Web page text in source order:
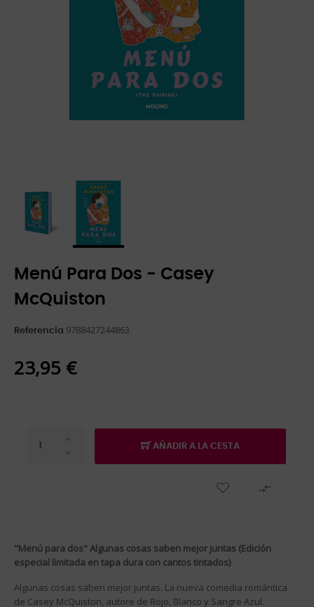
Menú Para Dos - Casey
McQuiston
Referencia 9788427244863
23,95 €
AÑADIR A LA CESTA

"Menú para dos" Algunas cosas saben mejor juntas (Edición
especial limitada en tapa dura con cantos tintados)
Algunas cosas saben mejor juntas. La nueva comedia romántica
de Casey McQuiston, autore de Rojo, Blanco y Sangre Azul.